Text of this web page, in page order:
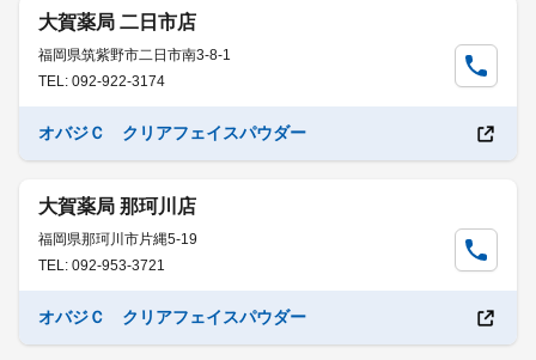
大賀薬局 二日市店
福岡県筑紫野市二日市南3-8-1
TEL: 092-922-3174
オバジＣ クリアフェイスパウダー
大賀薬局 那珂川店
福岡県那珂川市片縄5-19
TEL: 092-953-3721
オバジＣ クリアフェイスパウダー